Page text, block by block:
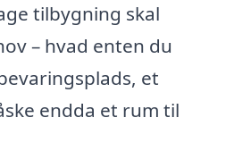
tilbygning skal
– hvad enten du
et
endda et rum til